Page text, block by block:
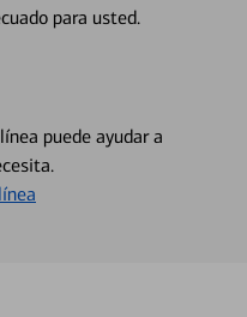
para usted.
puede ayudar a